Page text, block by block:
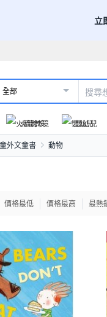
立
全部
火箭跨境 嬰幼兒
外文童書 動物
價格最低 價格最高 最熱